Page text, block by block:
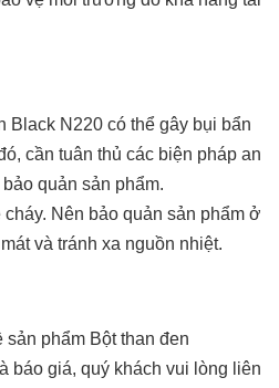
Black N220 có thể gây bụi bẩn
cần tuân thủ các biện pháp an
quản sản phẩm.
cháy. Nên bảo quản sản phẩm ở
và tránh xa nguồn nhiệt.
phẩm Bột than đen
báo giá, quý khách vui lòng liên